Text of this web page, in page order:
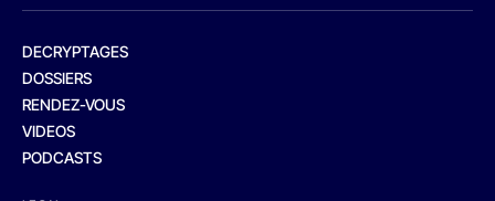
DECRYPTAGES
DOSSIERS
RENDEZ-VOUS
VIDEOS
PODCASTS